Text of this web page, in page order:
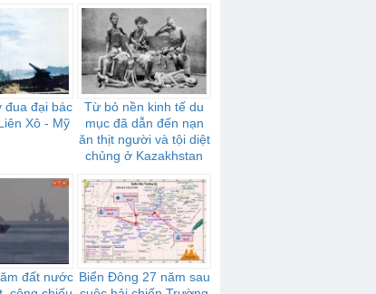
đua đại bác
Xô - Mỹ
Từ bỏ nền kinh tế du
mục đã dẫn đến nạn
ăn thịt người và tội diệt
chủng ở Kazakhstan
đất nước Biển Đông 27 năm sau